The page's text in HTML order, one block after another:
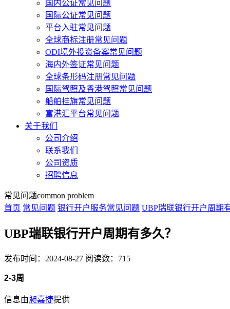
国内公证常见问题
国际公证常见问题
平台入驻常见问题
全球商标注册常见问题
ODI境外投资备案常见问题
海内外签证常见问题
全球条形码注册常见问题
国际驾照及香港驾照常见问题
船舶挂旗常见问题
富港汇平台常见问题
关于我们
公司介绍
联系我们
公司资质
招聘信息
常见问题common problem
首页 常见问题 银行开户服务常见问题 UBP瑞联银行开户周期
UBP瑞联银行开户周期有多久？
发布时间：2024-08-27 阅读数：715
2-3周
信息由昶嘉捷提供